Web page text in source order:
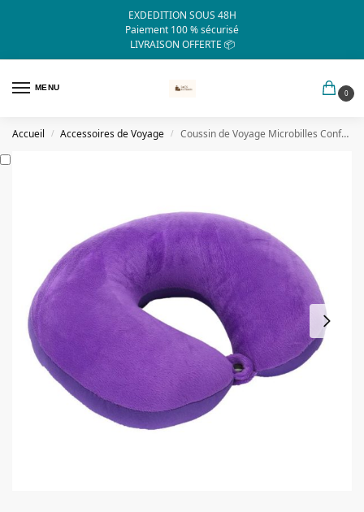
EXDEDITION SOUS 48H
Paiement 100 % sécurisé
LIVRAISON OFFERTE 📦
MENU
0
Accueil / Accessoires de Voyage / Coussin de Voyage Microbilles Confort Violet